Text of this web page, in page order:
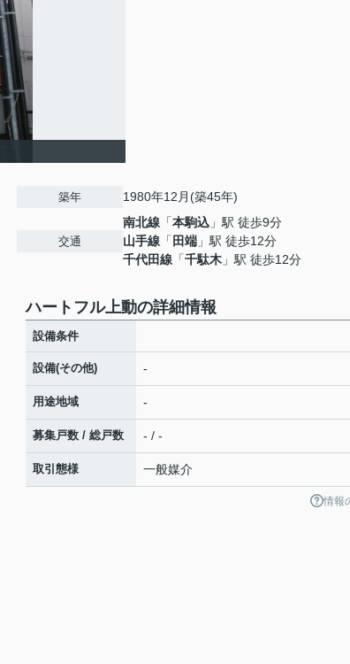
築年 1980年12月(築45年)
交通
南北線 「本駒込 」駅 徒歩9分
山手線 「 田端 」駅 徒歩12分
千代田線 「千駄木 」駅 徒歩12分
ハートフル上動の詳細情報
設備条件
設備(その他) -
用途地域 -
募集戸数 / 総戸数 - / -
取引態様 一般媒介
情報